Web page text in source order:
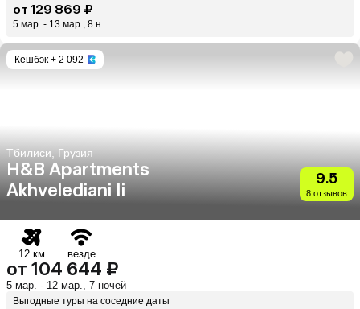
от 129 869 ₽
5 мар. - 13 мар., 8 н.
Кешбэк + 2 092
Тбилиси, Грузия
H&B Apartments
Akhvelediani Ii
9.5
8 отзывов
12 км везде
от 104 644 ₽
5 мар. - 12 мар., 7 ночей
Выгодные туры на соседние даты